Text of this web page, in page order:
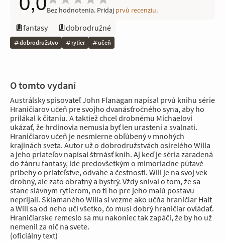
Bez hodnotenia. Pridaj prvú recenziu.
fantasy dobrodružné
dobrodružstvo rytier učeň
O tomto vydaní
Austrálsky spisovateľ John Flanagan napísal prvú knihu série
Hraničiarov učeň pre svojho dvanásťročného syna, aby ho
prilákal k čítaniu. A taktiež chcel drobnému Michaelovi
ukázať, že hrdinovia nemusia byť len urastení a svalnatí.
Hraničiarov učeň je nesmierne obľúbený v mnohých
krajinách sveta. Autor už o dobrodružstvách osirelého Willa
a jeho priateľov napísal štrnásť kníh. Aj keď je séria zaradená
do žánru fantasy, ide predovšetkým o mimoriadne pútavé
príbehy o priateľstve, odvahe a čestnosti. Will je na svoj vek
drobný, ale zato obratný a bystrý. Vždy sníval o tom, že sa
stane slávnym rytierom, no tí ho pre jeho malú postavu
neprijali. Sklamaného Willa si vezme ako učňa hraničiar Halt
a Will sa od neho učí všetko, čo musí dobrý hraničiar ovládať.
Hraničiarske remeslo sa mu nakoniec tak zapáči, že by ho už
nemenil za nič na svete.
(oficiálny text)